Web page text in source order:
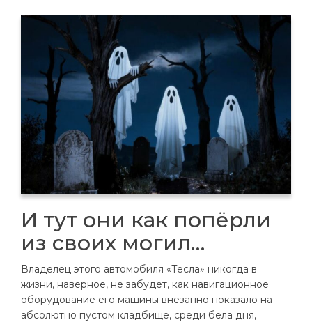
И тут они как попёрли
из своих могил…
Владелец этого автомобиля «Тесла» никогда в
жизни, наверное, не забудет, как навигационное
оборудование его машины внезапно показало на
абсолютно пустом кладбище, среди бела дня,